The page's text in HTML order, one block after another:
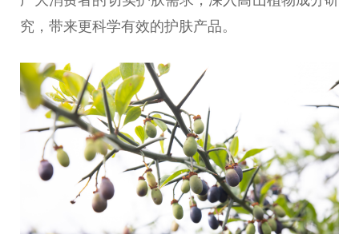
究，带来更科学有效的护肤产品。